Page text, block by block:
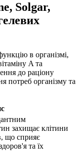
Solgar,
в організмі,
A та
до раціону
потреб організму та
захищає клітини
що сприяє
та їх